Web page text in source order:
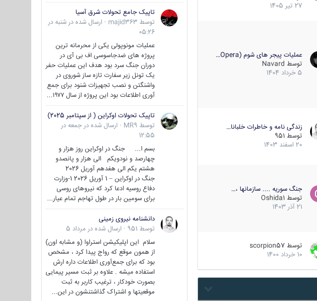
27 تیر 1405
عملیات پیجر های شوم (Opera…
توسط Navard
5 خرداد 1404
زندگی نامه و خاطرات خلبانا…
توسط 951
20 اسفند 1403
جنگ سوریه .... سازمانها ،…
توسط Oshida1
21 آذر 1403
توسط scorpion57
10 خرداد 1400
تاپیک جامع تحولات شرق آسیا
توسط majid363
· ارسال شده در شنبه در
05:26
عملیات مونوپولی یکی از محرمانه ترین
پروژه های ضدجاسوسی اف بی آی در
دوران جنگ سرد بود هدف این عملیات حفر
یک تونل زیر سفارت تازه ساز شوروی در
واشنگتن و نصب تجهیزات شنود برای جمع
آوری اطلاعات بود این پروژه از سال ۱۹۷۷...
تاپیک تحولات اوکراین ( از سپتامبر 2025)
توسط MR9
· ارسال شده در جمعه در
12:55
بسم ا... جنگ در اوکراین روز هزار و
چهارصد و نودویکم الی هزار و پانصدو
هشتم یکم الی هفدهم آوریل 2026
جنگ در اوکراین – 1 آوریل 2026 1-وزارت
دفاع روسیه ادعا کرد که نیروهای روسی
برای سومین بار در طول تهاجم تمام عیار...
دانشنامه نیروی زمینی
توسط 951
· ارسال شده در مرداد 5
سلام این اپلیکیشن استراوا (و مشابه اون)
از همون موقع که رواج پیدا کرد ، مشخص
بود که برای جمع‌آوری اطلاعات داره ارش
استفاده میشه . علاوه بر ثبت مسیر پیمایی
بصورت خودکار ، ترغیب کاربر به ثبت
موقعیتها و اشتراک‌ گذاشتنشون در این...